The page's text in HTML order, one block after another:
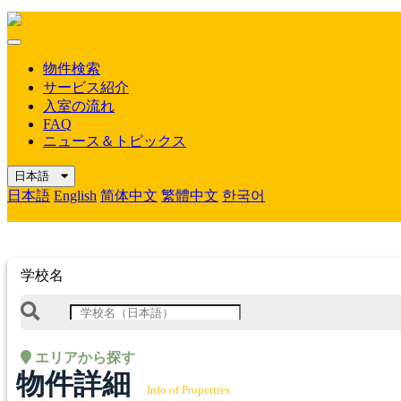
Mobile
物件検索
サービス紹介
入室の流れ
FAQ
ニュース＆トピックス
日本語
日本語 English 简体中文 繁體中文 한국어
学校名
エリアから探す
物件詳細 Info of Properties